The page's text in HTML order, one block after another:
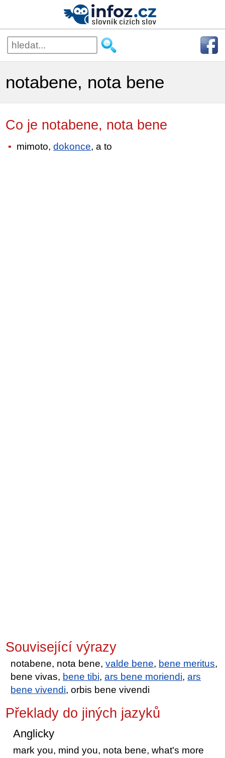
notabene, nota bene
Co je notabene, nota bene
mimoto,dokonce, a to
Související výrazy
notabene, nota bene,valde bene, bene meritus,
bene vivas, bene tibi,ars bene moriendi,ars
bene vivendi, orbis bene vivendi
Překlady do jiných jazyků
Anglicky
mark you, mind you, nota bene, what's more